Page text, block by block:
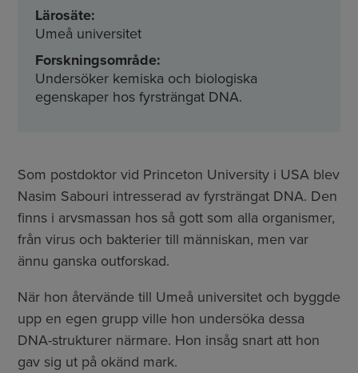
Lärosäte:
Umeå universitet
Forskningsområde:
Undersöker kemiska och biologiska
egenskaper hos fyrsträngat DNA.
Som postdoktor vid Princeton University i USA blev
Nasim Sabouri intresserad av fyrsträngat DNA. Den
finns i arvsmassan hos så gott som alla organismer,
från virus och bakterier till människan, men var
ännu ganska outforskad.
När hon återvände till Umeå universitet och byggde
upp en egen grupp ville hon undersöka dessa
DNA-strukturer närmare. Hon insåg snart att hon
gav sig ut på okänd mark.